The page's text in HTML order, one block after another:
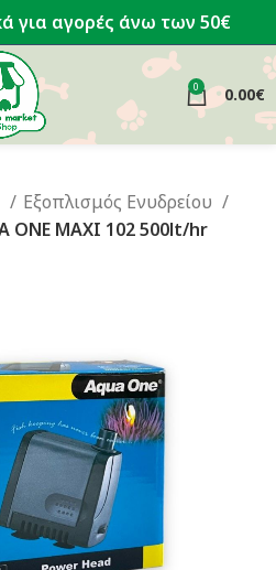
για αγορές άνω των 50€
0 0.00€
Εξοπλισμός Ενυδρείου
ONE MAXI 102 500lt/hr